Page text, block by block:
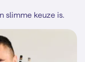
slimme keuze is.